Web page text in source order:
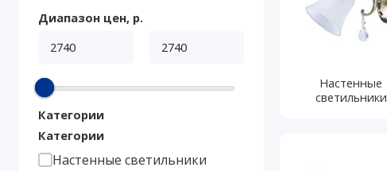
Диапазон цен, р.
Категории
Категории
Настенные светильники
Настенные
светильники